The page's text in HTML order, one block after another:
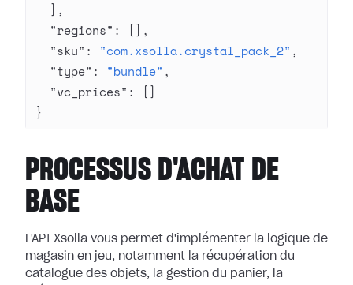
  ],
  "regions"
: [],
  "sku"
: "com.xsolla.crystal_pack_2" ,
  "type"
: "bundle" ,
  "vc_prices"
: []
}
PROCESSUS D'ACHAT DE
BASE
L'API Xsolla vous permet d'implémenter la logique de
magasin en jeu, notamment la récupération du
catalogue des objets, la gestion du panier, la